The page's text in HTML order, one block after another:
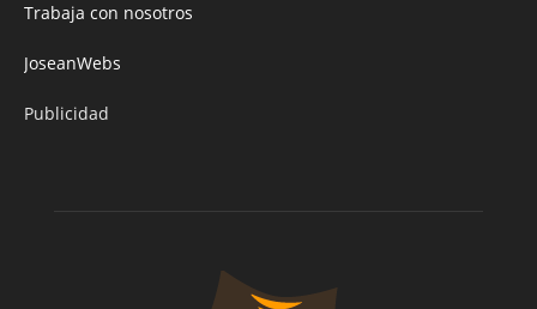
Trabaja con nosotros
JoseanWebs
Publicidad